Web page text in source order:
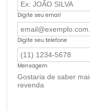
Digite seu email
Digite seu telefone
Mensagem